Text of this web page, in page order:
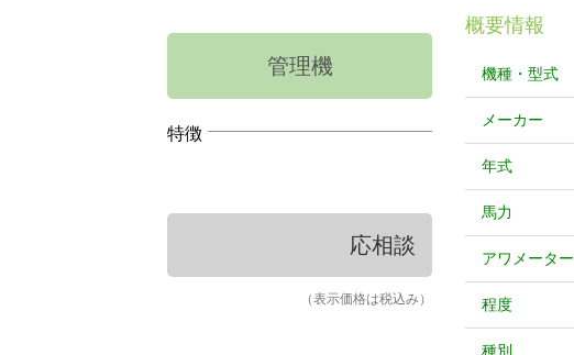
管理機
特徴
応相談
（表示価格は税込み）
概要情報
機種・型式
メーカー
年式
馬力
アワメーター
程度
種別